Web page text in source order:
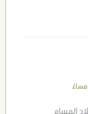
المسام